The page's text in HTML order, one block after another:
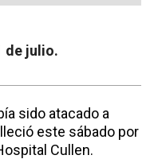
de julio.
sido atacado a
este sábado por
Cullen.